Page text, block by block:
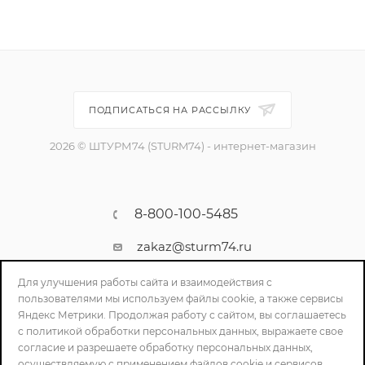
ПОДПИСАТЬСЯ НА РАССЫЛКУ
2026 © ШТУРМ74 (STURM74) - интернет-магазин
8-800-100-5485
zakaz@sturm74.ru
г. Челябинск, ул. Стартовая 34/1
Для улучшения работы сайта и взаимодействия с
пользователями мы используем файлы cookie, а также сервисы
Яндекс Метрики. Продолжая работу с сайтом, вы соглашаетесь
с политикой обработки персональных данных, выражаете свое
согласие и разрешаете обработку персональных данных,